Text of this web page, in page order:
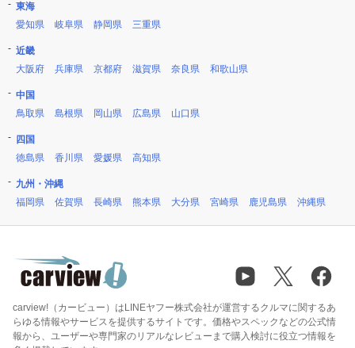
東海
愛知県
岐阜県 静岡県 三重県
近畿
大阪府
兵庫県 京都府 滋賀県 奈良県 和歌山県
中国
鳥取県
島根県 岡山県 広島県 山口県
四国
徳島県
香川県 愛媛県 高知県
九州・沖縄
福岡県
佐賀県 長崎県 熊本県 大分県 宮崎県 鹿児島県 沖縄県
carview!（カービュー）はLINEヤフー株式会社が運営するクルマに関するあ
らゆる情報やサービスを提供するサイトです。価格やスペックなどの公式情
報から、ユーザーや専門家のリアルなレビューまで購入検討に役立つ情報を